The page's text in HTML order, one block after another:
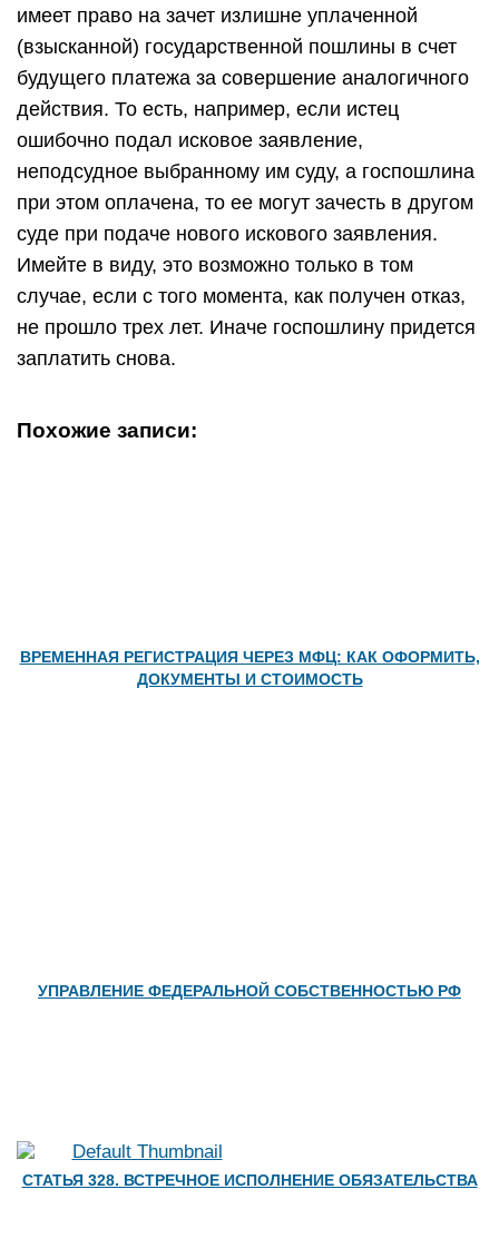
имеет право на зачет излишне уплаченной
(взысканной) государственной пошлины в счет
будущего платежа за совершение аналогичного
действия. То есть, например, если истец
ошибочно подал исковое заявление,
неподсудное выбранному им суду, а госпошлина
при этом оплачена, то ее могут зачесть в другом
суде при подаче нового искового заявления.
Имейте в виду, это возможно только в том
случае, если с того момента, как получен отказ,
не прошло трех лет. Иначе госпошлину придется
заплатить снова.
Похожие записи:
ВРЕМЕННАЯ РЕГИСТРАЦИЯ ЧЕРЕЗ МФЦ: КАК ОФОРМИТЬ,
ДОКУМЕНТЫ И СТОИМОСТЬ
УПРАВЛЕНИЕ ФЕДЕРАЛЬНОЙ СОБСТВЕННОСТЬЮ РФ
СТАТЬЯ 328. ВСТРЕЧНОЕ ИСПОЛНЕНИЕ ОБЯЗАТЕЛЬСТВА